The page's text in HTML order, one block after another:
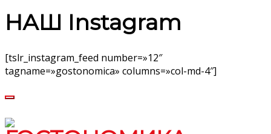
НАШ Instagram
[tslr_instagram_feed number=»12″
tagname=»gostonomica» columns=»col-md-4″]